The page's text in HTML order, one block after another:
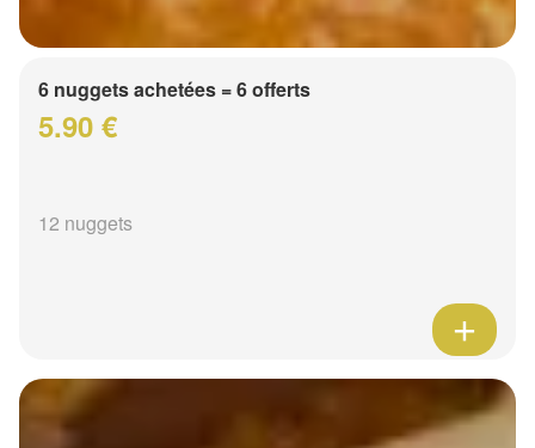
6 nuggets achetées = 6 offerts
5.90 €
12 nuggets